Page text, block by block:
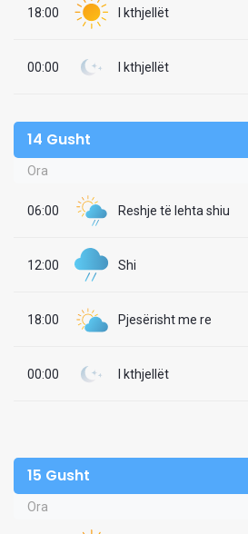
18:00 I kthjellët
00:00 I kthjellët
14 Gusht
Ora
06:00 Reshje të lehta shiu
12:00 Shi
18:00 Pjesërisht me re
00:00 I kthjellët
15 Gusht
Ora